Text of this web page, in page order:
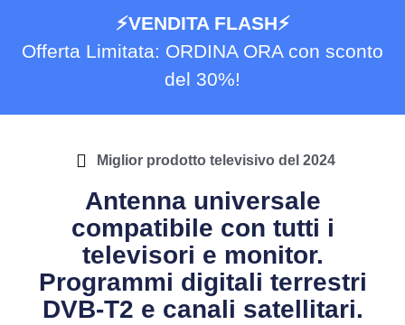
⚡️VENDITA FLASH⚡️
Offerta Limitata: ORDINA ORA con sconto
del 30%!
Miglior prodotto televisivo del 2024
Antenna universale
compatibile con tutti i
televisori e monitor.
Programmi digitali terrestri
DVB-T2 e canali satellitari.